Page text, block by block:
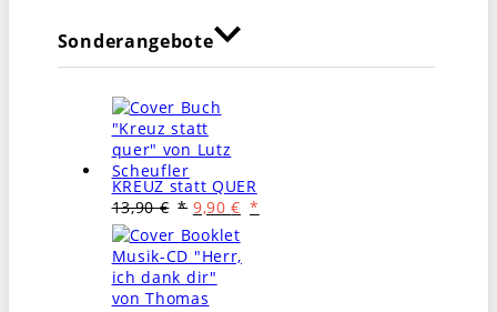
Sonderangebote
KREUZ statt QUER
13,90€
Ursprünglicher
Preis
war:
13,90 €
9,90€